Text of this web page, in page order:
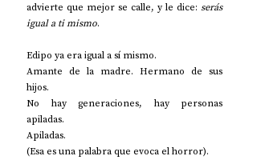
advierte que mejor se calle, y le dice: serás
igual a ti mismo.
Edipo ya era igual a sí mismo.
Amante de la madre. Hermano de sus
hijos.
No hay generaciones, hay personas
apiladas.
Apiladas.
(Esa es una palabra que evoca el horror).